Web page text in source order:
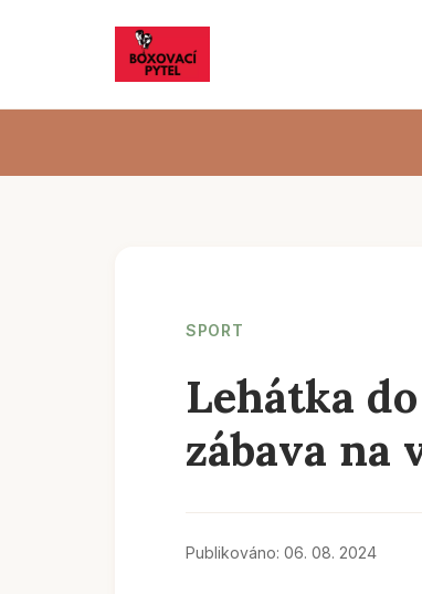
SPORT
Lehátka
zábava na
Publikováno: 06. 08. 2024